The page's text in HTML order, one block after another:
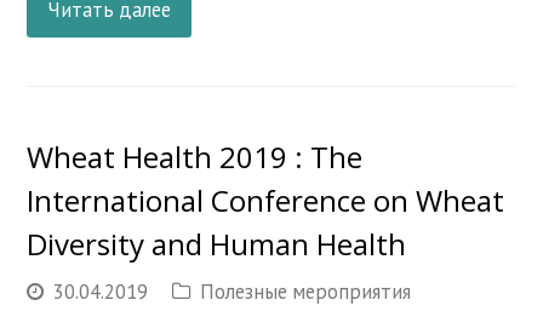
Читать далее
Wheat Health 2019 : The
International Conference on Wheat
Diversity and Human Health
30.04.2019 Полезные мероприятия